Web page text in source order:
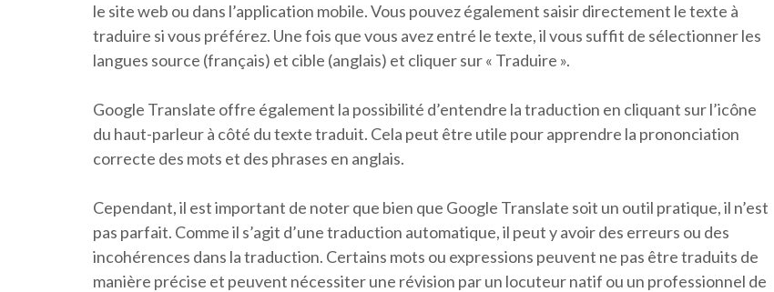
le site web ou dans l’application mobile. Vous pouvez également saisir directement le texte à
traduire si vous préférez. Une fois que vous avez entré le texte, il vous suffit de sélectionner les
langues source (français) et cible (anglais) et cliquer sur « Traduire ».
Google Translate offre également la possibilité d’entendre la traduction en cliquant sur l’icône
du haut-parleur à côté du texte traduit. Cela peut être utile pour apprendre la prononciation
correcte des mots et des phrases en anglais.
Cependant, il est important de noter que bien que Google Translate soit un outil pratique, il n’est
pas parfait. Comme il s’agit d’une traduction automatique, il peut y avoir des erreurs ou des
incohérences dans la traduction. Certains mots ou expressions peuvent ne pas être traduits de
manière précise et peuvent nécessiter une révision par un locuteur natif ou un professionnel de